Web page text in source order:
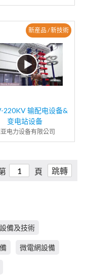
新産品 / 新技術
220KV 输配电设备&
变电站设备
电力设备有限公司
頁 跳轉
備及技術
微電網設備